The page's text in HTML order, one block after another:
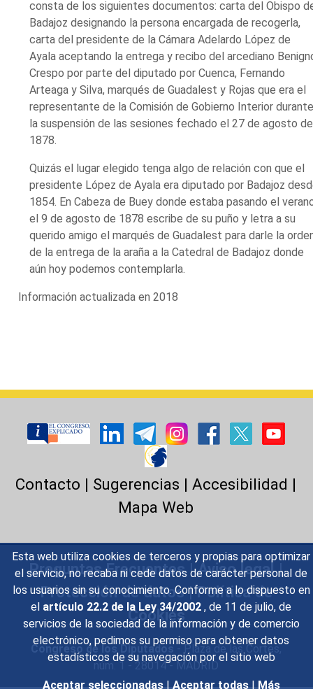
Esta web utiliza cookies de terceros y propias para optimizar
el servicio, no recaba ni cede datos de carácter personal de
los usuarios sin su conocimiento. Conforme a lo dispuesto en
el artículo 22.2 de la Ley 34/2002 , de 11 de julio, de
servicios de la sociedad de la información y de comercio
electrónico, pedimos su permiso para obtener datos
estadísticos de su navegación por el sitio web
Aceptar seleccionadas | Aceptar todas | Más
consta de los siguientes documentos: carta del Obispo
Badajoz designando la persona encargada de recogerla,
carta del presidente de la Cámara Adelardo López de
Ayala aceptando la entrega y recibo del arcediano
Crespo por parte del diputado por Cuenca, Fernando
Arteaga y Silva, marqués de Guadalest y Rojas que era el
representante de la Comisión de Gobierno Interior
la suspensión de las sesiones fechado el 27 de agosto de
1878.
Quizás el lugar elegido tenga algo de relación con que el
presidente López de Ayala era diputado por Badajoz
1854. En Cabeza de Buey donde estaba pasando el
el 9 de agosto de 1878 escribe de su puño y letra a su
querido amigo el marqués de Guadalest para darle la
de la entrega de la araña a la Catedral de Badajoz donde
aún hoy podemos contemplarla.
Información actualizada en 2018
Contacto | Sugerencias |Accesibilidad |
Mapa Web
Preguntas Frecuentes|Aviso legal|
Protección de datos|Política de
Cookies
Congreso de los Diputados- Plaza de las Cortes,
núm. 1 - 28014 - MADRID